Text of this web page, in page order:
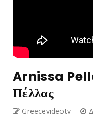
Arnissa
Πέλλας
Greecevideotv